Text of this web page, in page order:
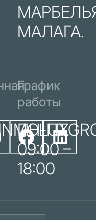
МАЛАГА.
График
работы
ПН-ПТ
09:00 –
18:00